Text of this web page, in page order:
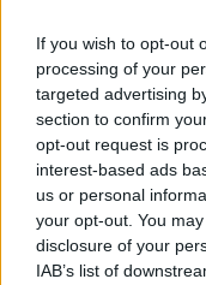
If you wish to opt-out
processing of your
targeted advertising
section to confirm
opt-out request is
interest-based ads
us or personal
your opt-out. You
disclosure of your
IAB’s list of
i
Su
345